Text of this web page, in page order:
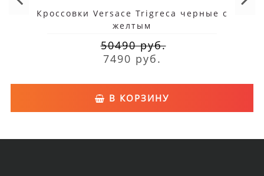
Кроссовки Versace Trigreca черные с
желтым
50490 руб.
7490 руб.
В КОРЗИНУ